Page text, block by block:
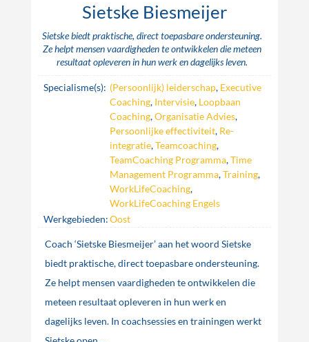
Sietske Biesmeijer
Sietske biedt praktische, direct toepasbare ondersteuning.
Ze helpt mensen vaardigheden te ontwikkelen die meteen
resultaat opleveren in hun werk en dagelijks leven.
Specialisme(s): (Persoonlijk) leiderschap, Executive
Coaching, Intervisie, Loopbaan
Coaching,Organisatie Advies,
Persoonlijke effectiviteit, Re-
integratie,Teamcoaching,
TeamCoaching Programma,Time
Management Programma,Training,
WorkLifeCoaching,
WorkLifeCoaching Engels
Werkgebieden:Oost
Coach ‘Sietske Biesmeijer’ aan het woord Sietske
biedt praktische, direct toepasbare ondersteuning.
Ze helpt mensen vaardigheden te ontwikkelen die
meteen resultaat opleveren in hun werk en
dagelijks leven. In coachsessies en trainingen werkt